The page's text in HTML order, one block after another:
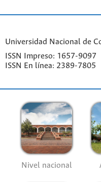
Universidad Nacional de
ISSN Impreso: 1657-9097
ISSN En línea: 2389-7805
Nivel nacional